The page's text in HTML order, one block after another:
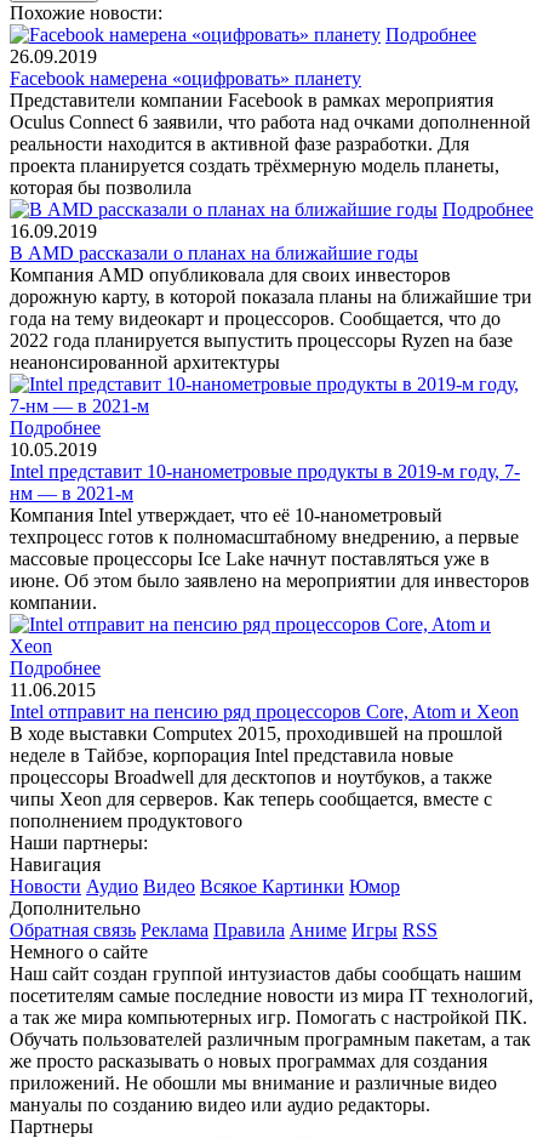
Похожие новости:
Подробнее
26.09.2019
Facebook намерена «оцифровать» планету
Представители компании Facebook в рамках мероприятия
Oculus Connect 6 заявили, что работа над очками дополненной
реальности находится в активной фазе разработки. Для
проекта планируется создать трёхмерную модель планеты,
которая бы позволила
Подробнее
16.09.2019
В AMD рассказали о планах на ближайшие годы
Компания AMD опубликовала для своих инвесторов
дорожную карту, в которой показала планы на ближайшие три
года на тему видеокарт и процессоров. Сообщается, что до
2022 года планируется выпустить процессоры Ryzen на базе
неанонсированной архитектуры
Подробнее
10.05.2019
Intel представит 10-нанометровые продукты в 2019-м году, 7-
нм — в 2021-м
Компания Intel утверждает, что её 10-нанометровый
техпроцесс готов к полномасштабному внедрению, а первые
массовые процессоры Ice Lake начнут поставляться уже в
июне. Об этом было заявлено на мероприятии для инвесторов
компании.
Подробнее
11.06.2015
Intel отправит на пенсию ряд процессоров Core, Atom и Xeon
В ходе выставки Computex 2015, проходившей на прошлой
неделе в Тайбэе, корпорация Intel представила новые
процессоры Broadwell для десктопов и ноутбуков, а также
чипы Xeon для серверов. Как теперь сообщается, вместе с
пополнением продуктового
Наши партнеры:
Навигация
Новости Аудио Видео Всякое Картинки Юмор
Дополнительно
Обратная связь Реклама Правила Аниме Игры RSS
Немного о сайте
Наш сайт создан группой интузиастов дабы сообщать нашим
посетителям самые последние новости из мира IT технологий,
а так же мира компьютерных игр. Помогать с настройкой ПК.
Обучать пользователей различным програмным пакетам, а так
же просто расказывать о новых программах для создания
приложений. Не обошли мы внимание и различные видео
мануалы по созданию видео или аудио редакторы.
Партнеры